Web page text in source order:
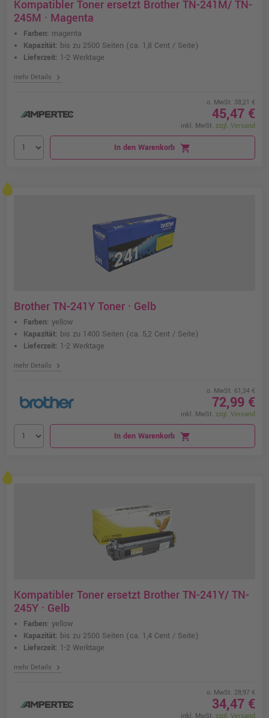
Kompatibler Toner ersetzt Brother TN-241M/ TN-
245M · Magenta
Farben: magenta
Kapazität: bis zu 2500 Seiten (ca. 1,8 Cent / Seite)
Lieferzeit: 1-2 Werktage
mehr Details chevron_right
o. MwSt. 38,21 €
45,47 €
inkl. MwSt. zzgl. Versand
In den Warenkorb shopping_cart
Brother TN-241Y Toner · Gelb
Farben: yellow
Kapazität: bis zu 1400 Seiten (ca. 5,2 Cent / Seite)
Lieferzeit: 1-2 Werktage
mehr Details chevron_right
o. MwSt. 61,34 €
72,99 €
inkl. MwSt. zzgl. Versand
In den Warenkorb shopping_cart
Kompatibler Toner ersetzt Brother TN-241Y/ TN-
245Y · Gelb
Farben: yellow
Kapazität: bis zu 2500 Seiten (ca. 1,4 Cent / Seite)
Lieferzeit: 1-2 Werktage
mehr Details chevron_right
o. MwSt. 28,97 €
34,47 €
inkl. MwSt. zzgl. Versand